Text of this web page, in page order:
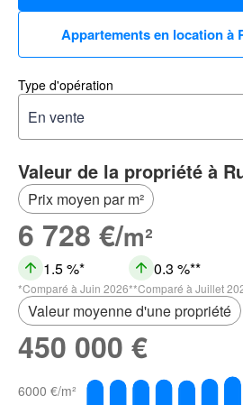
Appartements en location à
Type d'opération
Valeur de la propriété à
Prix moyen par m²
6 728 €/m²
1.5 %
Comparé à Juin 2026
0.3 %
Comparé à Juillet
Valeur moyenne d'une propriété
450 000 €